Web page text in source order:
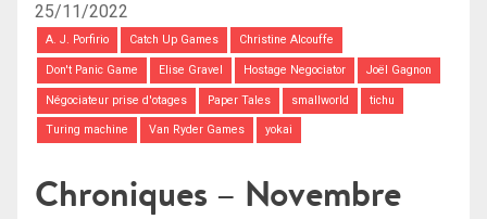
25/11/2022
A. J. Porfirio Catch Up Games Christine Alcouffe
Don't Panic Game Elise Gravel Hostage Negociator Joël Gagnon
Négociateur prise d'otages Paper Tales smallworld tichu
Turing machine Van Ryder Games yokai
Chroniques – Novembre